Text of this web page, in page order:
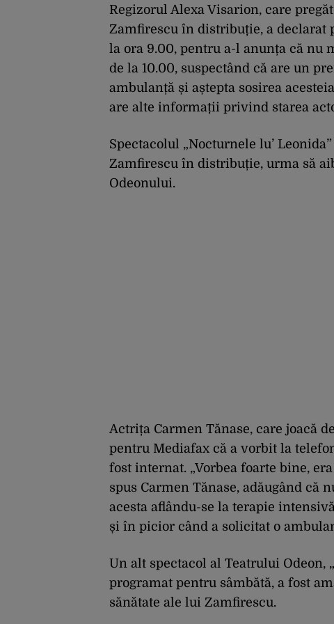
Regizorul Alexa Visarion, care
Zamfirescu în distribuție, a declarat
la ora 9.00, pentru a-l anunța că nu
de la 10.00, suspectând că are un
ambulanță și aștepta sosirea
are alte informații privind starea
Spectacolul „Nocturnele lu’
Zamfirescu în distribuție, urma să
Odeonului.
Actrița Carmen Tănase, care joacă
pentru Mediafax că a vorbit la
fost internat. „Vorbea foarte bine,
spus Carmen Tănase, adăugând că
acesta aflându-se la terapie
și în picior când a solicitat o
Un alt spectacol al Teatrului Odeon,
programat pentru sâmbătă, a fost
sănătate ale lui Zamfirescu.